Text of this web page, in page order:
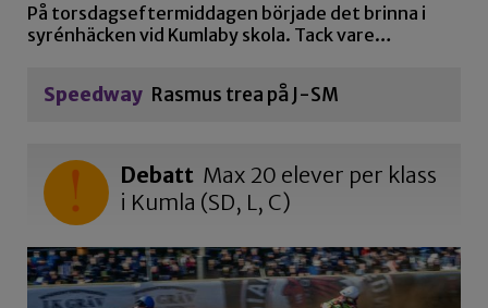
På torsdagseftermiddagen började det brinna i
syrénhäcken vid Kumlaby skola. Tack vare…
Speedway Rasmus trea på J-SM
Debatt Max 20 elever per klass
i Kumla (SD, L, C)